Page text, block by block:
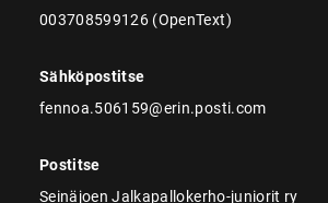
003708599126 (OpenText)
Sähköpostitse
fennoa.506159@erin.posti.com
Postitse
Seinäjoen Jalkapallokerho-juniorit ry